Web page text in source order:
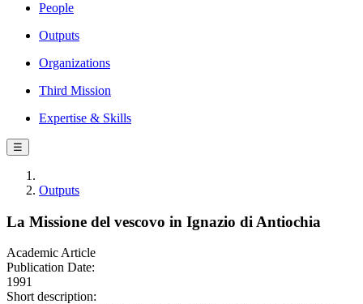
People
Outputs
Organizations
Third Mission
Expertise & Skills
☰
Outputs
La Missione del vescovo in Ignazio di Antiochia
Academic Article
Publication Date:
1991
Short description: